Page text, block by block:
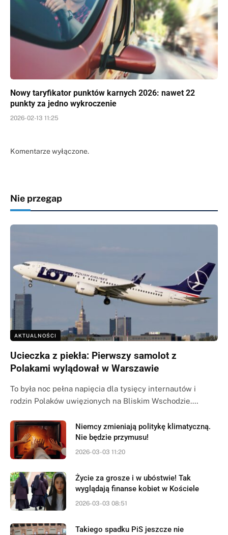
Nowy taryfikator punktów karnych 2026: nawet 22
punkty za jedno wykroczenie
2026-02-13 11:25
Komentarze wyłączone.
Nie przegap
AKTUALNOŚCI
Ucieczka z piekła: Pierwszy samolot z
Polakami wylądował w Warszawie
To była noc pełna napięcia dla tysięcy internautów i
rodzin Polaków uwięzionych na Bliskim Wschodzie.…
Niemcy zmieniają politykę klimatyczną.
Nie będzie przymusu!
2026-03-03 11:20
Życie za grosze i w ubóstwie! Tak
wyglądają finanse kobiet w Kościele
2026-03-03 08:51
Takiego spadku PiS jeszcze nie